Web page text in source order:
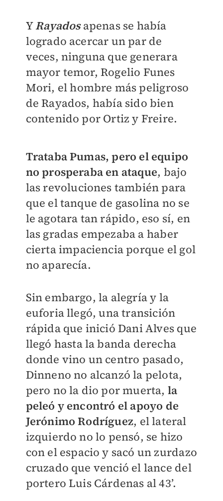
YRayadosapenas se había
logrado acercar un par de
veces, ninguna que generara
mayor temor, Rogelio Funes
Mori, el hombre más peligroso
de Rayados, había sido bien
contenido por Ortiz y Freire.
Trataba Pumas, pero el equipo
no prosperaba en ataque, bajo
las revoluciones también para
que el tanque de gasolina no se
le agotara tan rápido, eso sí, en
las gradas empezaba a haber
cierta impaciencia porque el gol
no aparecía.
Sin embargo, la alegría y la
euforia llegó, una transición
rápida que inició Dani Alves que
llegó hasta la banda derecha
donde vino un centro pasado,
Dinneno no alcanzó la pelota,
pero no la dio por muerta, la
peleó y encontró el apoyo de
Jerónimo Rodríguez, el lateral
izquierdo no lo pensó, se hizo
con el espacio y sacó un zurdazo
cruzado que venció el lance del
portero Luis Cárdenas al 43’.